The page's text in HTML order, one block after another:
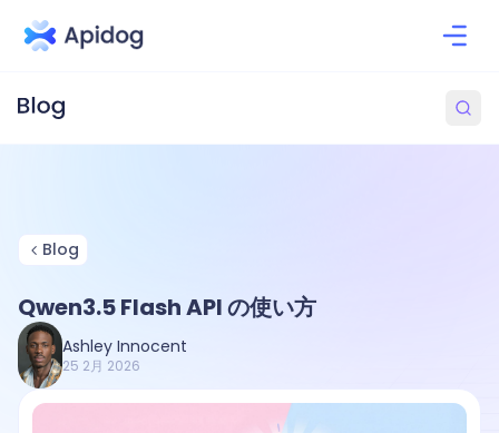
Blog
Qwen3.5 Flash API の使い方
Ashley Innocent
25 2月 2026